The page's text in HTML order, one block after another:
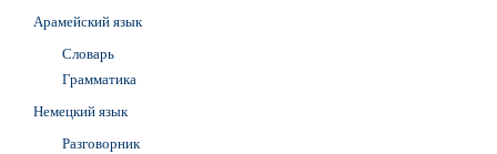
Арамейский язык
Словарь
Грамматика
Немецкий язык
Разговорник